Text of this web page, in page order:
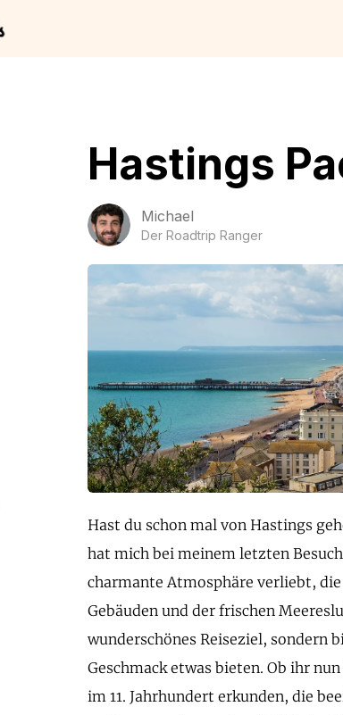
Hastings
Michael
Der Roadtrip Ranger
Hast du schon mal von Hastings
hat mich bei meinem letzten
charmante Atmosphäre verliebt,
Gebäuden und der frischen
wunderschönes Reiseziel, sondern
Geschmack etwas bieten. Ob ihr
im 11. Jahrhundert erkunden, die